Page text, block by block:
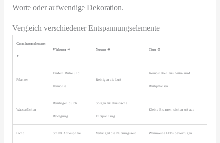
Worte oder aufwendige Dekoration.
Vergleich verschiedener Entspannungselemente
Gestaltungselement
✦
Wirkung ☀ Nutzen ✸ Tipp ⚙
Pflanzen
Fördern Ruhe und
Harmonie
Reinigen die Luft
Kombination aus Grün- und
Blühpflanzen
Wasserflächen
Beruhigen durch
Bewegung
Sorgen für akustische
Entspannung
Kleine Brunnen reichen oft aus
Licht Schafft Atmosphäre Verlängert die Nutzungszeit Warmweiße LEDs bevorzugen